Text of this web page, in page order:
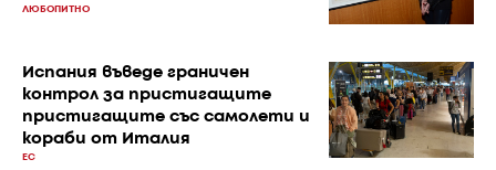
ЛЮБОПИТНО
Испания въведе граничен
контрол за пристигащите
пристигащите със самолети и
кораби от Италия
ЕС